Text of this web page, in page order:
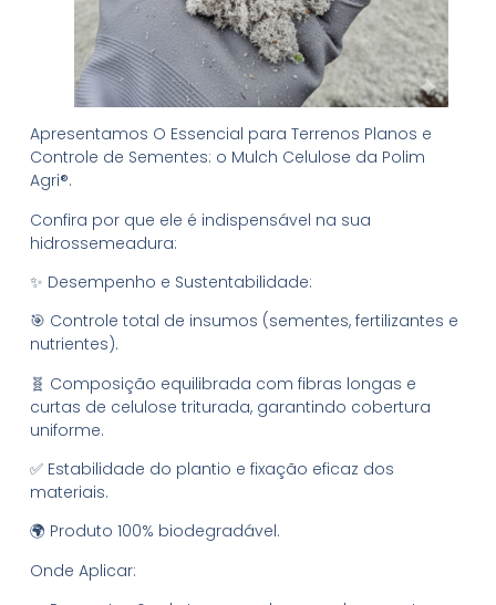
Apresentamos O Essencial para Terrenos Planos e
Controle de Sementes: o Mulch Celulose da Polim
Agri®.
Confira por que ele é indispensável na sua
hidrossemeadura:
✨ Desempenho e Sustentabilidade:
🎯 Controle total de insumos (sementes, fertilizantes e
nutrientes).
🧬 Composição equilibrada com fibras longas e
curtas de celulose triturada, garantindo cobertura
uniforme.
✅ Estabilidade do plantio e fixação eficaz dos
materiais.
🌍 Produto 100% biodegradável.
Onde Aplicar: